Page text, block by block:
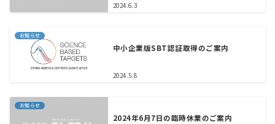
2024.6.3
お知らせ
中小企業版SBT認証取得のご案内
2024.5.8
お知らせ
2024年6月7日の臨時休業のご案内